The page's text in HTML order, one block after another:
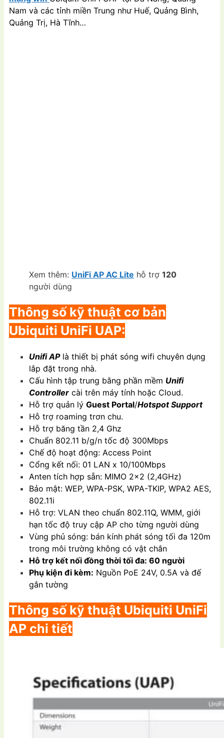
Nam và các tỉnh miền Trung như Huế, Quảng Bình,
Quảng Trị, Hà Tĩnh…
Xem thêm: UniFi AP AC Lite hỗ trợ 120
người dùng
Thông số kỹ thuật cơ bản
Ubiquiti UniFi UAP:
Unifi APlà thiết bị phát sóng wifi chuyên dụng
lắp đặt trong nhà.
Cấu hình tập trung bằng phần mềm Unifi
Controller cài trên máy tính hoặc Cloud.
Hỗ trợ quản lý Guest Portal/Hotspot Support
Hỗ trợ roaming trơn chu.
Hỗ trợ băng tần 2,4 Ghz
Chuẩn 802.11 b/g/n tốc độ 300Mbps
Chế độ hoạt động: Access Point
Cổng kết nối: 01 LAN x 10/100Mbps
Anten tích hợp sẵn: MIMO 2×2 (2,4GHz)
Bảo mật: WEP, WPA-PSK, WPA-TKIP, WPA2 AES,
802.11i
Hỗ trợ: VLAN theo chuẩn 802.11Q, WMM, giới
hạn tốc độ truy cập AP cho từng người dùng
Vùng phủ sóng: bán kính phát sóng tối đa 120m
trong môi trường không có vật chắn
Hỗ trợ kết nối đồng thời tối đa: 60 người
Phụ kiện đi kèm: Nguồn PoE 24V, 0.5A và đế
gắn tường
Thông số kỹ thuật Ubiquiti UniFi
AP chi tiết